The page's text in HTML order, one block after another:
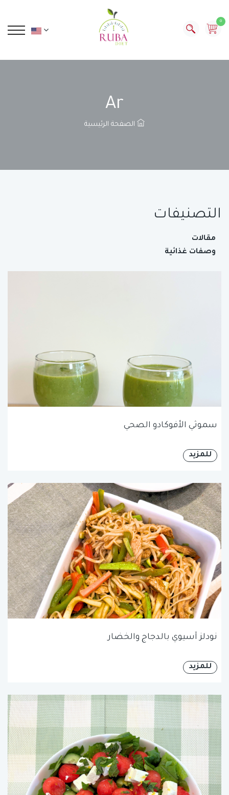
0
Ar
الصفحة الرئيسية
التصنيفات
مقالات
وصفات غذائية
سموثي الأفوكادو الصحي
للمزيد
نودلز آسيوي بالدجاج والخضار
للمزيد